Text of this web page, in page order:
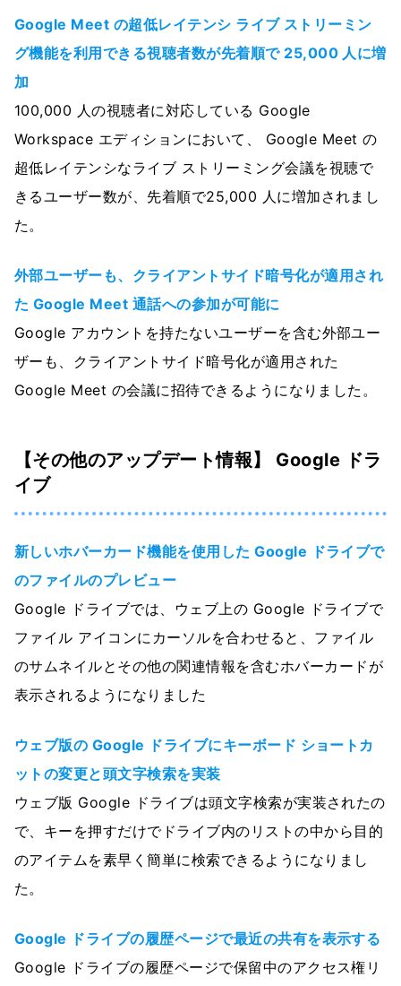
Google Meet の超低レイテンシ ライブ ストリーミン
グ機能を利用できる視聴者数が先着順で 25,000 人に増
加
100,000 人の視聴者に対応している Google
Workspace エディションにおいて、 Google Meet の
超低レイテンシなライブ ストリーミング会議を視聴で
きるユーザー数が、先着順で25,000 人に増加されまし
た。
外部ユーザーも、クライアントサイド暗号化が適用され
た Google Meet 通話への参加が可能に
Google アカウントを持たないユーザーを含む外部ユー
ザーも、クライアントサイド暗号化が適用された
Google Meet の会議に招待できるようになりました。
【その他のアップデート情報】 Google ドラ
イブ
新しいホバーカード機能を使用した Google ドライブで
のファイルのプレビュー
Google ドライブでは、ウェブ上の Google ドライブで
ファイル アイコンにカーソルを合わせると、ファイル
のサムネイルとその他の関連情報を含むホバーカードが
表示されるようになりました
ウェブ版の Google ドライブにキーボード ショートカ
ットの変更と頭文字検索を実装
ウェブ版 Google ドライブは頭文字検索が実装されたの
で、キーを押すだけでドライブ内のリストの中から目的
のアイテムを素早く簡単に検索できるようになりまし
た。
Google ドライブの履歴ページで最近の共有を表示する
Google ドライブの履歴ページで保留中のアクセス権リ